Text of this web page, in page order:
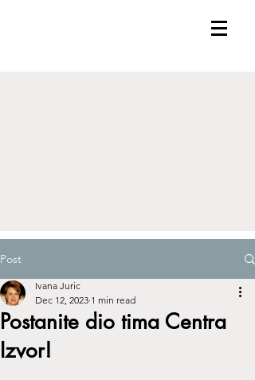
Post
Postanite dio tima Centra
Izvor!
Ivana Juric
Dec 12, 2023 1 min read